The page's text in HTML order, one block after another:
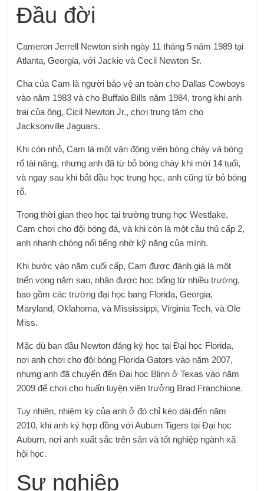
Đầu đời
Cameron Jerrell Newton sinh ngày 11 tháng 5 năm 1989 tại
Atlanta, Georgia, với Jackie và Cecil Newton Sr.
Cha của Cam là người bảo vệ an toàn cho Dallas Cowboys
vào năm 1983 và cho Buffalo Bills năm 1984, trong khi anh
trai của ông, Cicil Newton Jr., chơi trung tâm cho
Jacksonville Jaguars.
Khi còn nhỏ, Cam là một vận động viên bóng chày và bóng
rổ tài năng, nhưng anh đã từ bỏ bóng chày khi mới 14 tuổi,
và ngay sau khi bắt đầu học trung học, anh cũng từ bỏ bóng
rổ.
Trong thời gian theo học tại trường trung học Westlake,
Cam chơi cho đội bóng đá, và khi còn là một cầu thủ cấp 2,
anh nhanh chóng nổi tiếng nhờ kỹ năng của mình.
Khi bước vào năm cuối cấp, Cam được đánh giá là một
triển vọng năm sao, nhận được học bổng từ nhiều trường,
bao gồm các trường đại học bang Florida, Georgia,
Maryland, Oklahoma, và Mississippi, Virginia Tech, và Ole
Miss.
Mặc dù ban đầu Newton đăng ký học tại Đại học Florida,
nơi anh chơi cho đội bóng Florida Gators vào năm 2007,
nhưng anh đã chuyển đến Đại học Blinn ở Texas vào năm
2009 để chơi cho huấn luyện viên trưởng Brad Franchione.
Tuy nhiên, nhiệm kỳ của anh ở đó chỉ kéo dài đến năm
2010, khi anh ký hợp đồng với Auburn Tigers tại Đại học
Auburn, nơi anh xuất sắc trên sân và tốt nghiệp ngành xã
hội học.
Sự nghiệp